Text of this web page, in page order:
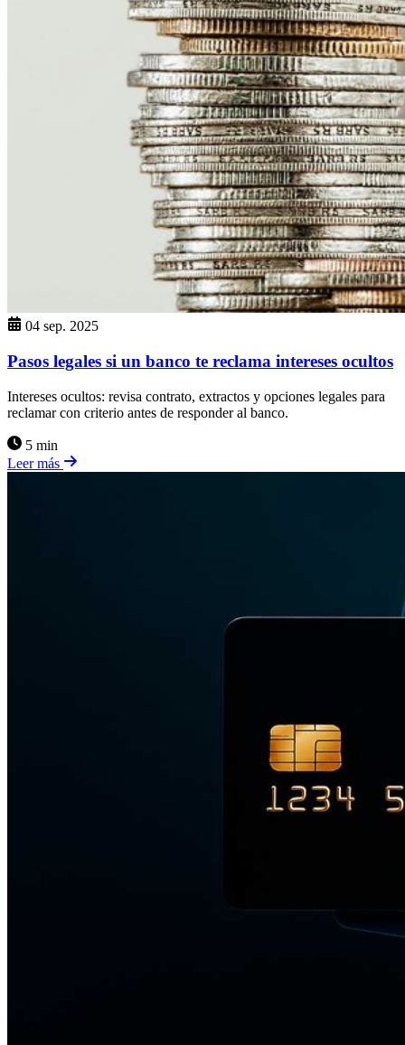
04 sep. 2025
Pasos legales si un banco te reclama intereses ocultos
Intereses ocultos: revisa contrato, extractos y opciones legales para
reclamar con criterio antes de responder al banco.
5 min
Leer más